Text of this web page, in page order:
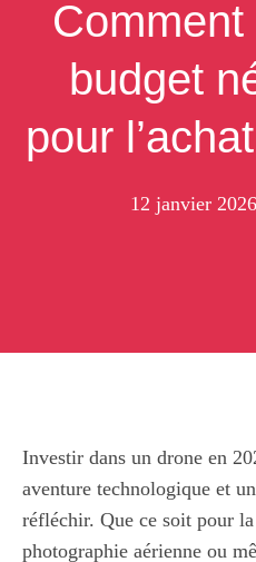
budget
pour
12 janvier 2026
Investir dans un drone en
aventure technologique et
réfléchir. Que ce soit pour
photographie aérienne ou